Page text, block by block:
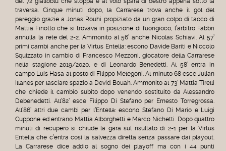
traversa. Cinque minuti dopo, la Carrarese trova anche il gol del
pareggio grazie a Jonas Rouhi propiziato da un gran colpo di tacco di
Mattia Finotto che si trovava in posizione di fuorigioco, l’arbitro Fabbri
annulla la rete del 2-2. Ammonito al 56’ anche Nicolas Schiavi. Al 57’
primi cambi anche per la Virtus Entella: escono Davide Bariti e Niccolo
Squizzato in cambio di Francesco Mezzoni, giocatore della Carrarese
nella stagione 2019/2020, e di Leonardo Benedetti. Al 58’ entra in
campo Luis Hasa al posto di Filippo Melegoni. Al minuto 68 esce Julian
Illanes per lasciare spazio a Devid Bouah. Ammonito al 73’ Mattia Tirelli
che chiede il cambio subito dopo venendo sostituito da Alessandro
Debenedetti. All’82’ esce Filippo Di Stefano per Ernesto Torregrossa.
All’86’ altri due cambi per l’Entella: escono Stefano Di Mario e Luigi
Cuppone ed entrano Mattia Alborghetti e Marco Nichetti. Dopo quattro
minuti di recupero si chiude la gara sul risultato di 2-1 per la Virtus
Entella che c’entra così la salvezza diretta senza passare dai playout.
La Carrarese dice addio al sogno dei playoff ma con i 44 punti